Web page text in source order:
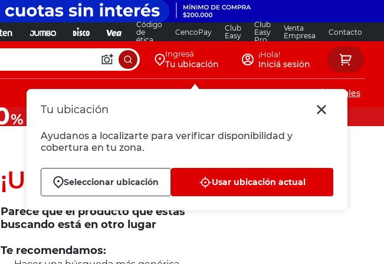
Código
de
ética
CencoPay
Club
Easy
Club
Easy
Pro
Venta
Empresa
Contacto
Ingresá
Tu ubicación
Tu ubicación
Ayudanos a localizarte para verificar disponibilidad y
cobertura en tu zona.
Seleccionar ubicación Usar ubicación actual
¡Hola!
Iniciá sesión
Locales
¡Ups!
Parece que el producto que estás
buscando está en otro lugar
Te recomendamos: